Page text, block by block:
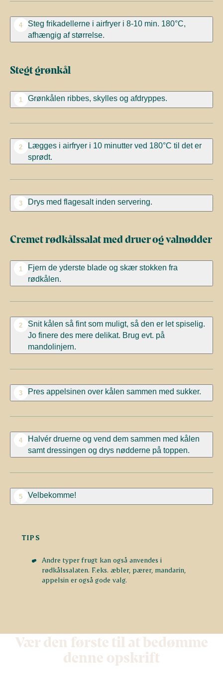
4
Steg frikadellerne i airfryer i 8-10 min. 180°C,
afhængig af størrelse.
Stegt grønkål
1 Grønkålen ribbes, skylles og afdryppes.
2
Lægges i airfryer i 10 minutter ved 180°C til det er
sprødt.
3 Drys med flagesalt inden servering.
Cremet rødkålssalat med druer og valnødder
1
Fjern de yderste blade og skær stokken fra
rødkålen.
2
Snit kålen så fint som muligt, så den er let spiselig.
Jo finere des mere delikat. Brug evt. på
mandolinjern.
3 Pres appelsinen over kålen sammen med sukker.
4
Halvér druerne og vend dem sammen med kålen
samt dressingen og drys nødderne på toppen.
5 Velbekomme!
TIPS
Andre typer frugt kan også anvendes i
rødkålssalaten. F.eks. æbler, pærer, mandarin,
appelsin er også gode valg.
Vær den første til at bedømme
denne opskrift